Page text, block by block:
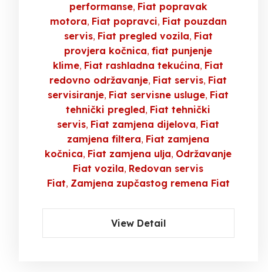
performanse Fiat popravak
motora Fiat popravci Fiat pouzdan
servis Fiat pregled vozila Fiat
provjera kočnica fiat punjenje
klime Fiat rashladna tekućina Fiat
redovno održavanje Fiat servis Fiat
servisiranje Fiat servisne usluge Fiat
tehnički pregled Fiat tehnički
servis Fiat zamjena dijelova Fiat
zamjena filtera Fiat zamjena
kočnica Fiat zamjena ulja Održavanje
Fiat vozila Redovan servis
Fiat Zamjena zupčastog remena Fiat
View Detail